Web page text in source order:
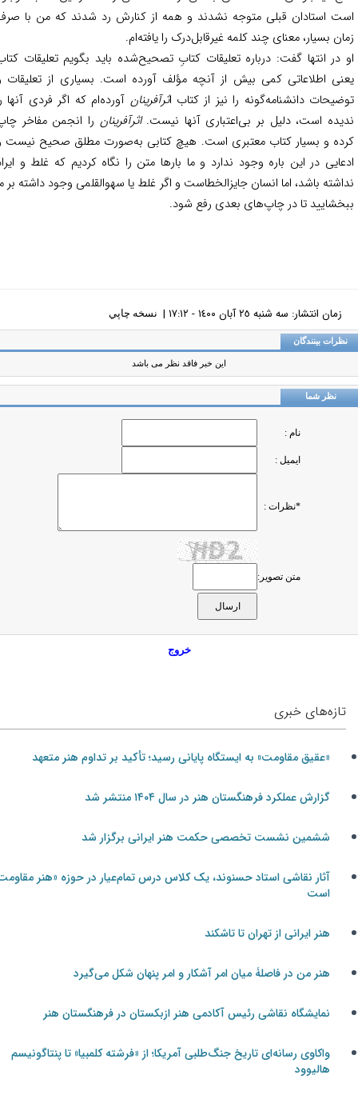
استادان قبلی متوجه نشدند و همه از کنارش رد شدند که من با صرف
بسیار، معنای چند کلمه غیرقابل‌درک را یافته‌ام.
در انتها گفت: درباره تعلیقات کتابِ تصحیح‌شده باید بگویم تعلیقات کتاب
اطلاعاتی کمی بیش از آنچه مؤلف آورده است. بسیاری از تعلیقات و
دانشنامه‌گونه را نیز از کتاب اثرآفرینانآورده‌ام که اگر فردی آنها را
است، دلیل بر بی‌اعتباری آنها نیست.اثرآفرینانرا انجمن مفاخر چاپ
و بسیار کتاب معتبری است. هیچ کتابی به‌صورت مطلق صحیح نیست و
در این باره وجود ندارد و ما بارها متن را نگاه کردیم که غلط و ایراد
باشد، اما انسان جایزالخطاست و اگر غلط یا سهوالقلمی وجود داشته بر ما
تا در چاپ‌های بعدی رفع شود.
زمان انتشار: سه شنبه ٢٥ آبان ١٤٠٠ - ١٧:١٢ | نسخه چاپي
بینندگان
این خبر فاقد نظر می باشد
نظر شما
نام :
ایمیل :
*نظرات :
متن تصویر:
خروج
تازه‌های خبری
«عقیق مقاومت» به ایستگاه پایانی رسید؛ تأکید بر تداوم هنر متعهد
گزارش عملکرد فرهنگستان هنر در سال ۱۴۰۴ منتشر شد
ششمین نشست تخصصی حکمت هنر ایرانی برگزار شد
آثار نقاشی استاد حسنوند، یک کلاس درس تمام‌عیار در حوزه «هنر مقاومت»
است
هنر ایرانی از تهران تا تاشکند
هنر من در فاصلۀ میان امر آشکار و امر پنهان شکل می‌گیرد
نمایشگاه نقاشی رئیس آکادمی هنر ازبکستان در فرهنگستان هنر
واکاوی رسانه‌ای تاریخ جنگ‌طلبی آمریکا؛ از «فرشته کلمبیا» تا پنتاگونیسم
هالیوود